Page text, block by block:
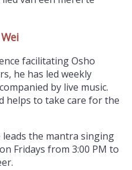
facilitating Osho
he has led weekly
by live music.
helps to take care for the
the mantra singing
Fridays from 3:00 PM to